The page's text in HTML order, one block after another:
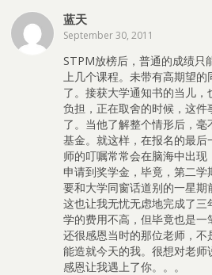
蓝天
September 30, 2011
STPM放榜后，普通的成绩只
上几个课程。未带有高期望
了。接获大学通知书的当儿
负担，正在取舍的时候，这
了。当他了解整个情形后，
基金。就这样，在报名的最
师的叮嘱常常会在脑海中出
申请到奖学金，毕竟，第二
要和大学同窗话道别的一星期
这也让我无忧无虑地完成了
学的费用不高，但毕竟也是一
还很感恩当时的那位老师，
能造就今天的我。很想对老
感恩让我遇上了你。。。